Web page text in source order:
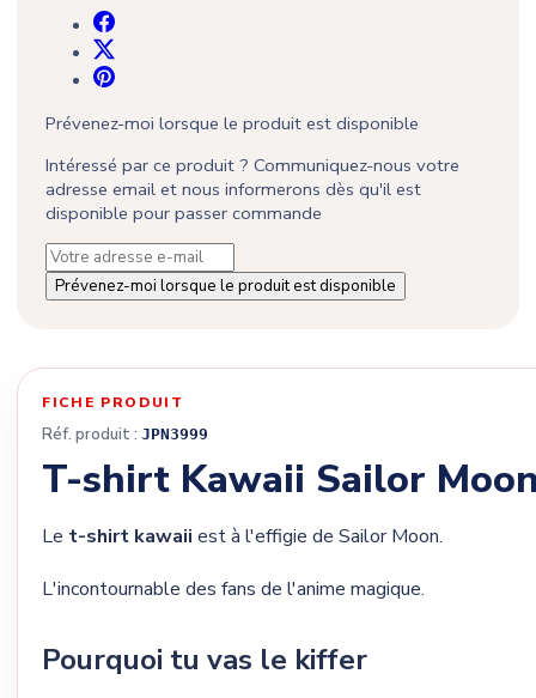
Prévenez-moi lorsque le produit est disponible
Intéressé par ce produit ? Communiquez-nous votre
adresse email et nous informerons dès qu'il est
disponible pour passer commande
Prévenez-moi lorsque le produit est disponible
FICHE PRODUIT
Réf. produit : JPN3999
T-shirt Kawaii Sailor
Le t-shirt kawaii est à l'effigie de Sailor Moon.
L'incontournable des fans de l'anime magique.
Pourquoi tu vas le kiffer